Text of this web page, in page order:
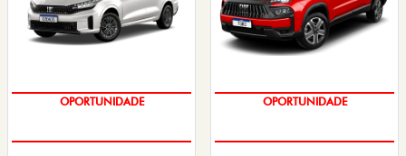
OPORTUNIDADE SUPERVALORIZAÇÃO DO USADO